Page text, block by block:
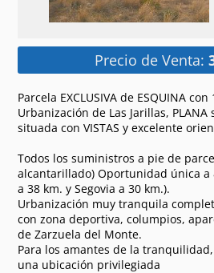
Precio de Venta:
Parcela EXCLUSIVA de ESQUINA
Urbanización de Las Jarillas,
situada con VISTAS y excelente
Todos los suministros a pie de
alcantarillado) Oportunidad única a
a 38 km. y Segovia a 30 km.).
Urbanización muy tranquila
con zona deportiva, columpios,
de Zarzuela del Monte.
Para los amantes de la
una ubicación privilegiada